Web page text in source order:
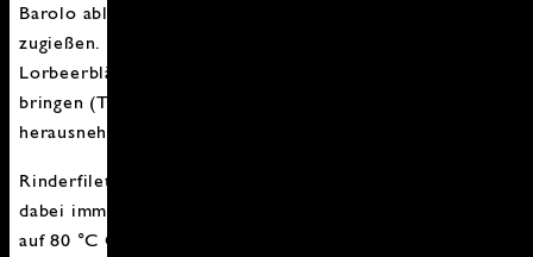
Barolo ablöschen und danach den restlichen Rotwein
zugießen. Rosmarin, Thymian, Pfefferkörner und
Lorbeerblätter zugeben, aufkochen. Auf konstante 65 °C
bringen (Thermometer). Schalotten mit der Schaumkelle
herausnehmen, beiseite stellen.
Rinderfilet in den Sud geben, 30-35 Minuten pochieren,
dabei immer wieder wenden. Nach der Garzeit Backofen
auf 80 °C Ober-/Unterhitze (60 °C Umluft) vorheizen.